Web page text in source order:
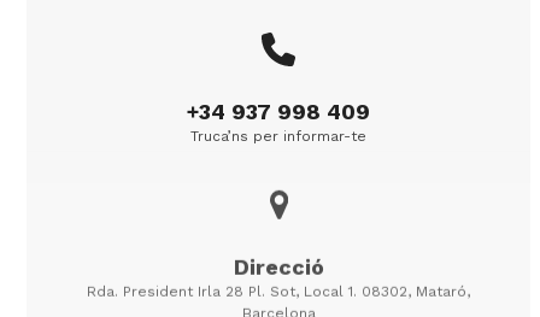
+34 937 998 409
Truca’ns per informar-te
Direcció